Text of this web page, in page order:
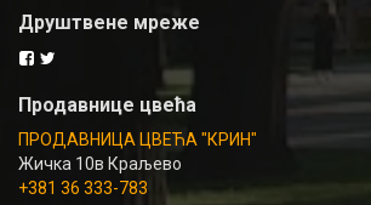
Друштвене мреже
Продавнице цвећа
ПРОДАВНИЦА ЦВЕЋА "КРИН"
Жичка 10в Краљево
+381 36 333-783